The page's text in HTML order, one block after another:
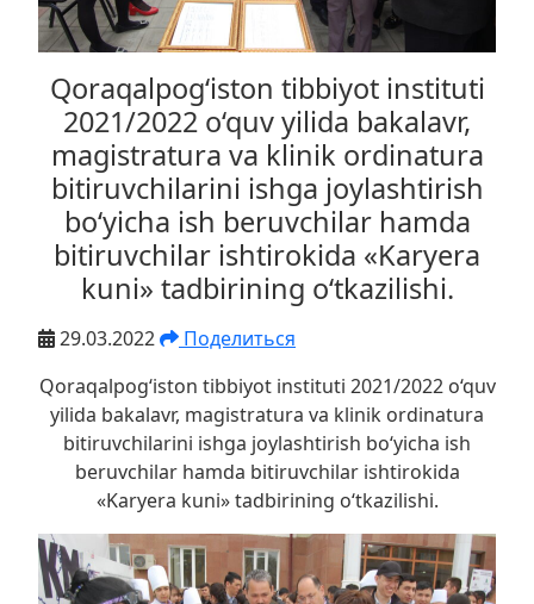
Qoraqalpog‘iston tibbiyot instituti
2021/2022 o‘quv yilida bakalavr,
magistratura va klinik ordinatura
bitiruvchilarini ishga joylashtirish
bo‘yicha ish beruvchilar hamda
bitiruvchilar ishtirokida «Karyera
kuni» tadbirining o‘tkazilishi.
29.03.2022
Поделиться
Qoraqalpog‘iston tibbiyot instituti 2021/2022 o‘quv
yilida bakalavr, magistratura va klinik ordinatura
bitiruvchilarini ishga joylashtirish bo‘yicha ish
beruvchilar hamda bitiruvchilar ishtirokida
«Karyera kuni» tadbirining o‘tkazilishi.